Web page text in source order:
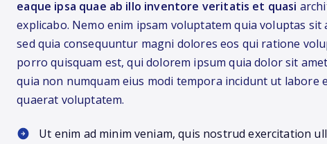
eaque ipsa quae ab illo inventore veritatis et quasi
explicabo. Nemo enim ipsam voluptatem quia voluptas
sed quia consequuntur magni dolores eos qui ratione
porro quisquam est, qui dolorem ipsum quia dolor sit
quia non numquam eius modi tempora incidunt ut labore
quaerat voluptatem.
Ut enim ad minim veniam, quis nostrud exercitation